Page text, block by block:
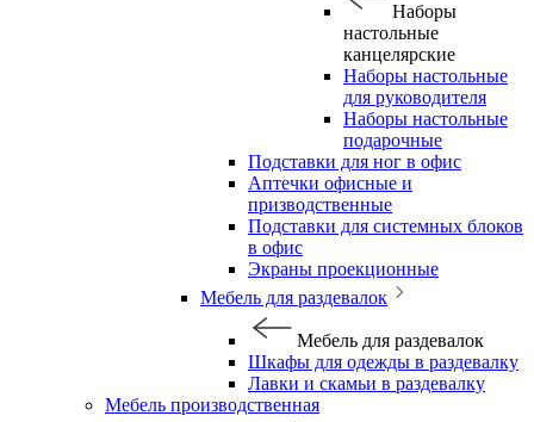
Наборы
настольные
канцелярские
Наборы настольные
для руководителя
Наборы настольные
подарочные
Подставки для ног в офис
Аптечки офисные и
призводственные
Подставки для системных блоков
в офис
Экраны проекционные
Мебель для раздевалок
Мебель для раздевалок
Шкафы для одежды в раздевалку
Лавки и скамьи в раздевалку
Мебель производственная